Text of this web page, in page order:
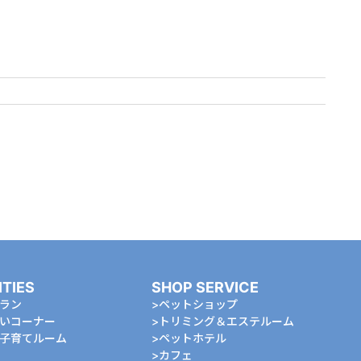
ン
コーナー
育てルーム
SHOP SERVICE
ペットショップ
トリミング＆エステルーム
ペットホテル
カフェ